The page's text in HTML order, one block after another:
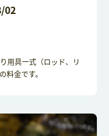
02
用具一式（ロッド、リ
料金です。